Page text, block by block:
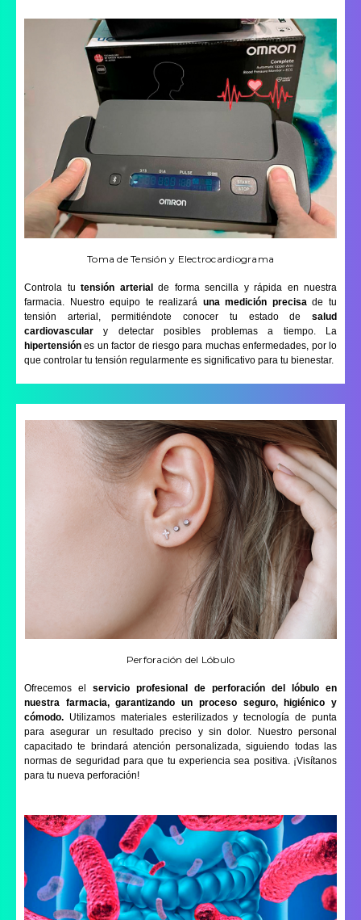
Toma de Tensión y Electrocardiograma
Controla tu tensión arterialde forma sencilla y rápida en nuestra
farmacia. Nuestro equipo te realizará una medición precisade tu
tensión arterial, permitiéndote conocer tu estado de salud
cardiovascular y detectar posibles problemas a tiempo. La
hipertensión es un factor de riesgo para muchas enfermedades, por lo
que controlar tu tensión regularmente es significativo para tu bienestar.
Perforación del Lóbulo
Ofrecemos el servicio profesional de perforación del lóbulo en
nuestra farmacia, garantizando un proceso seguro, higiénico y
cómodo. Utilizamos materiales esterilizados y tecnología de punta
para asegurar un resultado preciso y sin dolor. Nuestro personal
capacitado te brindará atención personalizada, siguiendo todas las
normas de seguridad para que tu experiencia sea positiva. ¡Visítanos
para tu nueva perforación!